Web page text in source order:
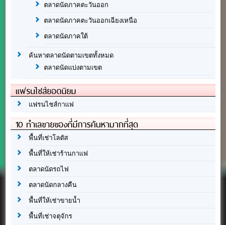
ตลาดนัดภาคตะวันออก
ตลาดนัดภาคตะวันออกเฉียงเหนือ
ตลาดนัดภาคใต้
ค้นหาตลาดนัดตามเขตทั้งหมด
ตลาดนัดแบ่งตามเขต
แฟรนไชส์ยอดนิยม
แฟรนไชส์กาแฟ
10 ทำเลขายของที่มีการค้นหามากที่สุด
พื้นที่เช่าโลตัส
พื้นที่ให้เช่าร้านกาแฟ
ตลาดนัดรถไฟ
ตลาดนัดกลางคืน
พื้นที่ให้เช่าขายน้ำ
พื้นที่เช่าจตุจักร